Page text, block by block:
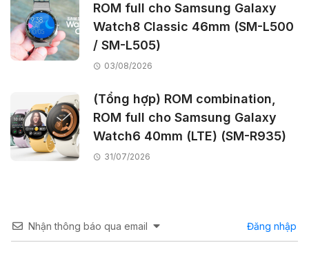
ROM full cho Samsung Galaxy
Watch8 Classic 46mm (SM-L500
/ SM-L505)
03/08/2026
(Tổng hợp) ROM combination,
ROM full cho Samsung Galaxy
Watch6 40mm (LTE) (SM-R935)
31/07/2026
Nhận thông báo qua email Đăng nhập